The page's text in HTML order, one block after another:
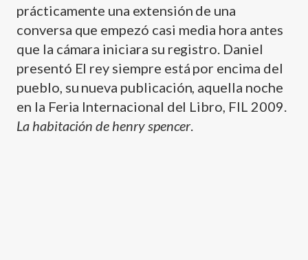
prácticamente una extensión de una
conversa que empezó casi media hora antes
que la cámara iniciara su registro. Daniel
presentó El rey siempre está por encima del
pueblo, su nueva publicación, aquella noche
en la Feria Internacional del Libro, FIL 2009.
La habitación de henry spencer.